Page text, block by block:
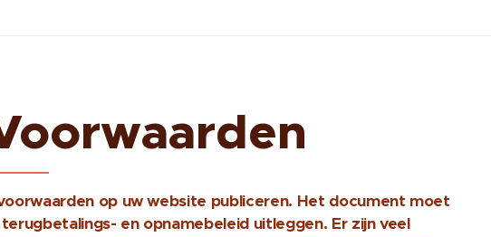
op uw website publiceren. Het document moet
en opnamebeleid uitleggen. Er zijn veel